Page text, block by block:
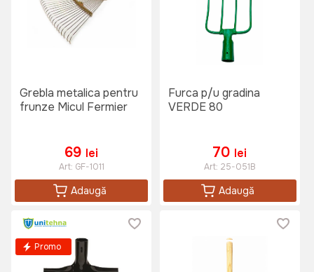
Grebla metalica pentru
frunze Micul Fermier
69 lei
Art: GF-1011
Adaugă
Furca p/u gradina
VERDE 80
70 lei
Art: 25-051B
Adaugă
Promo